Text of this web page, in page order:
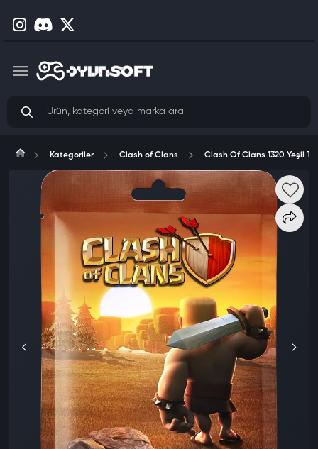
Kategoriler Clash of Clans Clash Of Clans 1320 Yeşil